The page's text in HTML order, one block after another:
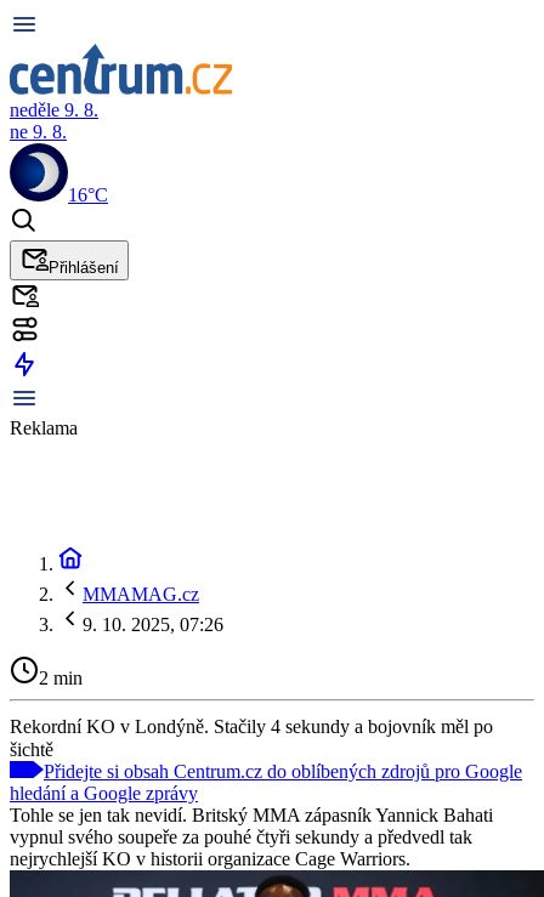
neděle 9. 8.
ne 9. 8.
16°C
Přihlášení
Reklama
MMAMAG.cz
9. 10. 2025, 07:26
2 min
Rekordní KO v Londýně. Stačily 4 sekundy a bojovník měl po
šichtě
Přidejte si obsah Centrum.cz do oblíbených zdrojů pro Google
hledání a Google zprávy
Tohle se jen tak nevidí. Britský MMA zápasník Yannick Bahati
vypnul svého soupeře za pouhé čtyři sekundy a předvedl tak
nejrychlejší KO v historii organizace Cage Warriors.